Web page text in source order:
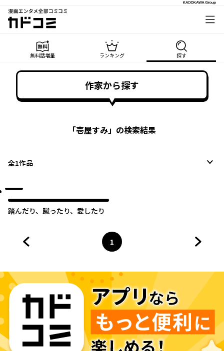
漫画エンタメ全部コミコミ
カドコミ
無料話増量 ランキング 探す
作家から探す
「壱屋すみ」の検索結果
全1作品
踏んだり、蹴ったり、愛したり
ページ
1
へ